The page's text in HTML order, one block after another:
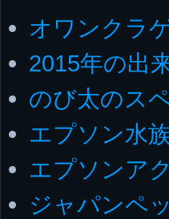
オワンクラ
2015年の出
のび太のス
エプソン水
エプソンア
ジャパンペ